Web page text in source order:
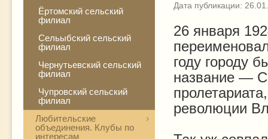
Ёртомский сельский
филиал
Сельыбский сельский
филиал
Чернутьевский сельский
филиал
Чупровский сельский
филиал
Любительские
объединения. Клубы по
интересам
Дата публикации:
26 января
году городу
название —
революции